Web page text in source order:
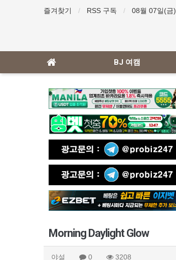
즐겨찾기 RSS 구독 08월 07일(금)
BJ 여캠
Morning Daylight Glow
야설 0 3208